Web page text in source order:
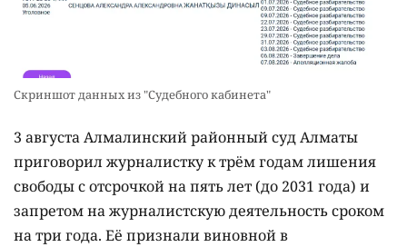
Скриншот данных из "Судебного кабинета"
3 августа Алмалинский районный суд Алматы
приговорил журналистку к трём годам лишения
свободы с отсрочкой на пять лет (до 2031 года) и
запретом на журналистскую деятельность сроком
на три года. Её признали виновной в